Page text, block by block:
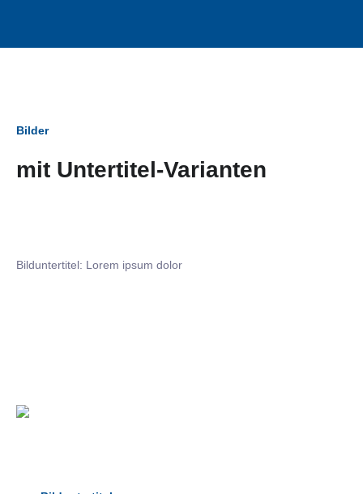
Bilder
mit Untertitel-Varianten
Bilduntertitel: Lorem ipsum dolor